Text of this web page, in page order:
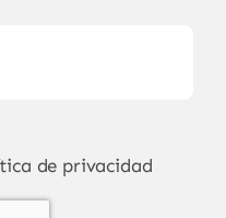
de privacidad